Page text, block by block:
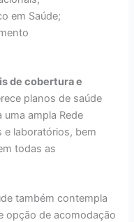
em Saúde;
de cobertura e
planos de saúde
ampla Rede
e laboratórios, bem
todas as
também contempla
opção de acomodação